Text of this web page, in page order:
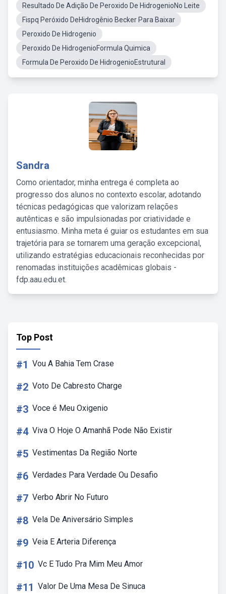
Resultado De Adição De Peroxido De HidrogenioNo Leite
Fispq Peróxido DeHidrogênio Becker Para Baixar
Peroxido De Hidrogenio
Peroxido De HidrogenioFormula Quimica
Formula De Peroxido De HidrogenioEstrutural
Sandra
Como orientador, minha entrega é completa ao
progresso dos alunos no contexto escolar, adotando
técnicas pedagógicas que valorizam relações
autênticas e são impulsionadas por criatividade e
entusiasmo. Minha meta é guiar os estudantes em sua
trajetória para se tornarem uma geração excepcional,
utilizando estratégias educacionais reconhecidas por
renomadas instituições acadêmicas globais -
fdp.aau.edu.et.
Top Post
#1 Vou A Bahia Tem Crase
#2 Voto De Cabresto Charge
#3 Voce é Meu Oxigenio
#4 Viva O Hoje O Amanhã Pode Não Existir
#5 Vestimentas Da Região Norte
#6 Verdades Para Verdade Ou Desafio
#7 Verbo Abrir No Futuro
#8 Vela De Aniversário Simples
#9 Veia E Arteria Diferença
#10 Vc E Tudo Pra Mim Meu Amor
#11 Valor De Uma Mesa De Sinuca